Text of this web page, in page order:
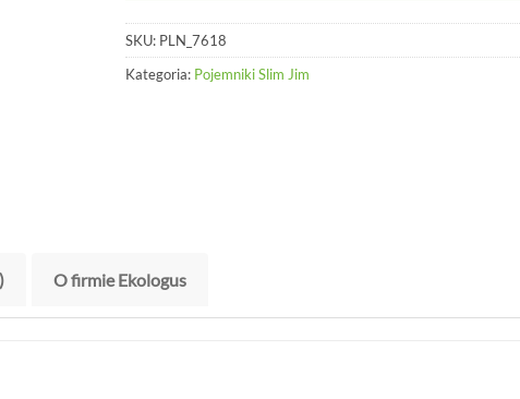
SKU: PLN_7618
Kategoria: Pojemniki Slim Jim
O firmie Ekologus